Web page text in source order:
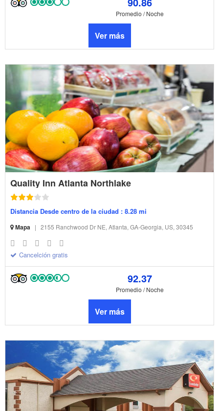
Promedio / Noche
Ver más
Quality Inn Atlanta Northlake
Distancia Desde centro de la ciudad : 8.28 mi
Mapa | 2155 Ranchwood Dr NE, Atlanta, GA-Georgia, US, 30345
Cancelción gratis
92.37
Promedio / Noche
Ver más